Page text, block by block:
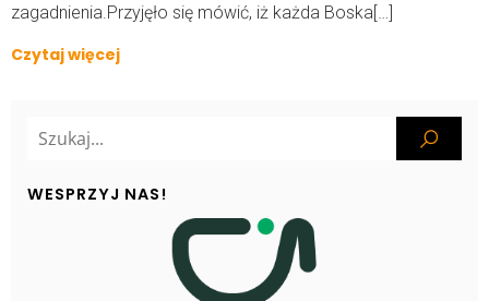
zagadnienia.Przyjęło się mówić, iż każda Boska[…]
Czytaj więcej
WESPRZYJ NAS!